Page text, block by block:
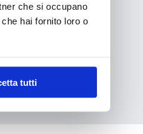
che si occupano
hai fornito loro o
tutti